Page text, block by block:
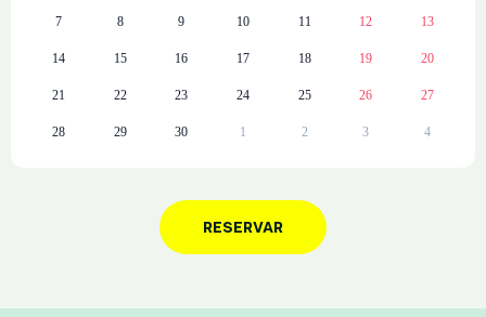
7 8 9 10 11 12 13
14 15 16 17 18 19 20
21 22 23 24 25 26 27
28 29 30 1 2 3 4
RESERVAR